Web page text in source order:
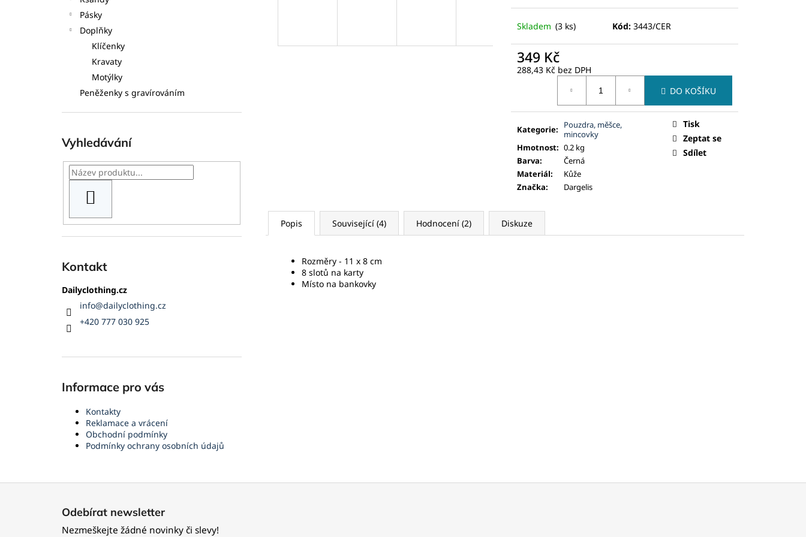
Pásky
Doplňky
Klíčenky
Kravaty
Motýlky
Peněženky s gravírováním
Vyhledávání
Kontakt
Dailyclothing.cz
info@dailyclothing.cz
+420 777 030 925
Informace pro vás
Kontakty
Reklamace a vrácení
Obchodní podmínky
Podmínky ochrany osobních údajů
Skladem (3 ks) Kód: 3443/CER
349 Kč
288,43 Kč bez DPH
DO KOŠÍKU
Kategorie:
Pouzdra, měšce,
mincovky
Hmotnost: 0.2 kg
Barva:
Černá
Materiál:
Kůže
Značka: Dargelis
Tisk
Zeptat se
Sdílet
Popis Související (4) Hodnocení (2) Diskuze
Rozměry - 11 x 8 cm
8 slotů na karty
Místo na bankovky
Odebírat newsletter
Nezmeškejte žádné novinky či slevy!